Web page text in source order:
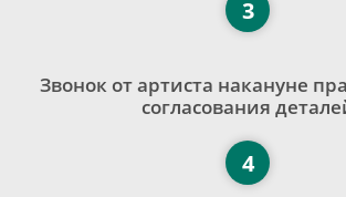
Звонок от артиста накануне
согласования
3
4